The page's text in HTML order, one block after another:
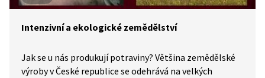
Intenzivní a ekologické zemědělství
Jak se u nás produkují potraviny? Většina zemědělské
výroby v České republice se odehrává na velkých